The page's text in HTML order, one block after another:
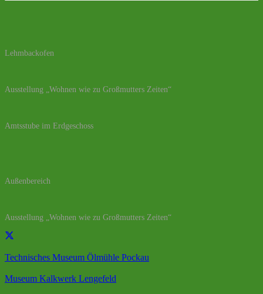
Lehmbackofen
Ausstellung „Wohnen wie zu Großmutters Zeiten“
Amtsstube im Erdgeschoss
Außenbereich
Ausstellung „Wohnen wie zu Großmutters Zeiten“
Technisches Museum Ölmühle Pockau
Museum Kalkwerk Lengefeld